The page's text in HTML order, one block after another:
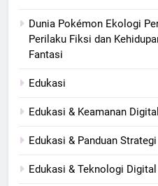
Dunia Pokémon Ekologi
Perilaku Fiksi dan
Fantasi
Edukasi
Edukasi & Keamanan Digital
Edukasi & Panduan Strategi
Edukasi & Teknologi Digital